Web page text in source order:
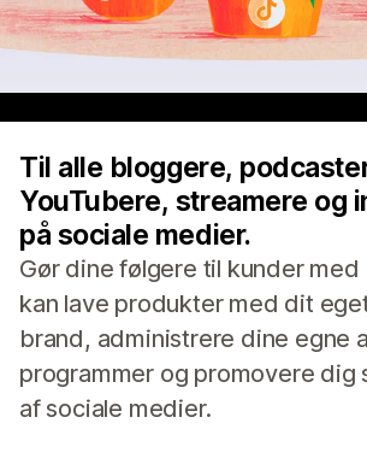
Til alle bloggere,
YouTubere, streamere og
på sociale medier.
Gør dine følgere til kunder med
kan lave produkter med dit
brand, administrere dine egne
programmer og promovere
af sociale medier.